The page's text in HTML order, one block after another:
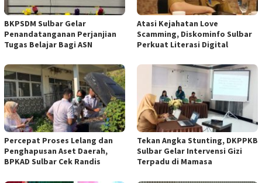
BKPSDM Sulbar Gelar
Penandatanganan Perjanjian
Tugas Belajar Bagi ASN
Atasi Kejahatan Love
Scamming, Diskominfo Sulbar
Perkuat Literasi Digital
Percepat Proses Lelang dan
Penghapusan Aset Daerah,
BPKAD Sulbar Cek Randis
Tekan Angka Stunting, DKPPKB
Sulbar Gelar Intervensi Gizi
Terpadu di Mamasa